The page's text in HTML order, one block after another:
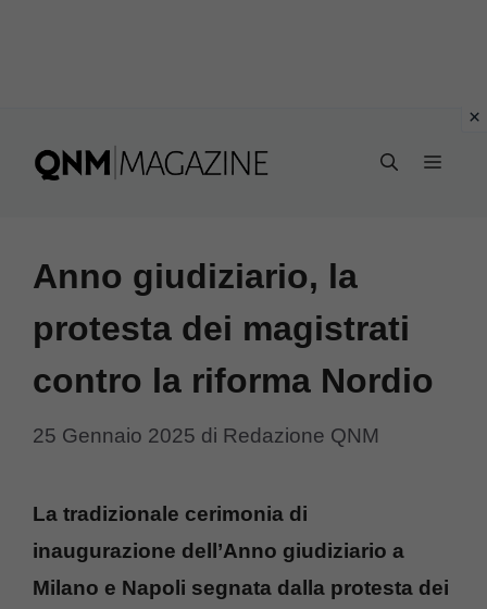
Anno giudiziario, la
protesta dei magistrati
contro la riforma Nordio
25 Gennaio 2025 di Redazione QNM
La tradizionale cerimonia di
inaugurazione dell’Anno giudiziario a
Milano e Napoli segnata dalla protesta dei